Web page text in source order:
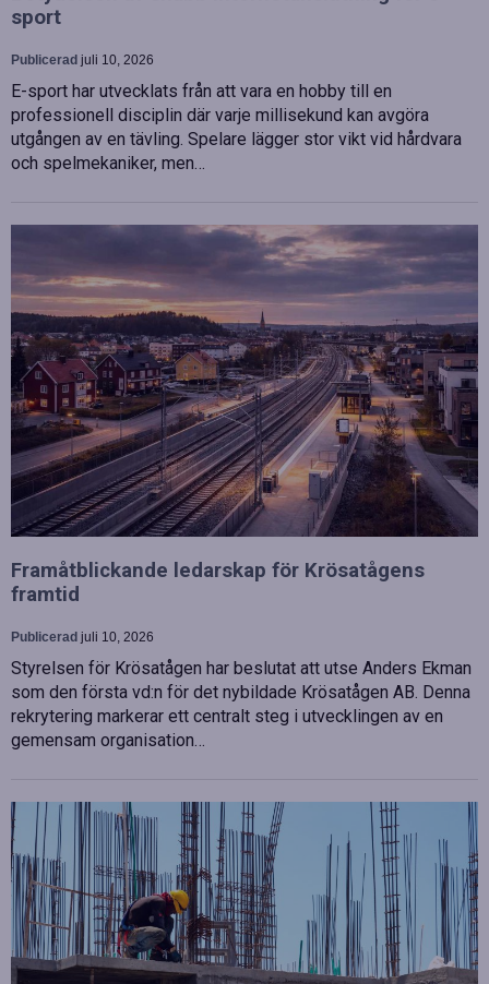
sport
Publicerad juli 10, 2026
E-sport har utvecklats från att vara en hobby till en
professionell disciplin där varje millisekund kan avgöra
utgången av en tävling. Spelare lägger stor vikt vid hårdvara
och spelmekaniker, men…
Framåtblickande ledarskap för Krösatågens
framtid
Publicerad juli 10, 2026
Styrelsen för Krösatågen har beslutat att utse Anders Ekman
som den första vd:n för det nybildade Krösatågen AB. Denna
rekrytering markerar ett centralt steg i utvecklingen av en
gemensam organisation…